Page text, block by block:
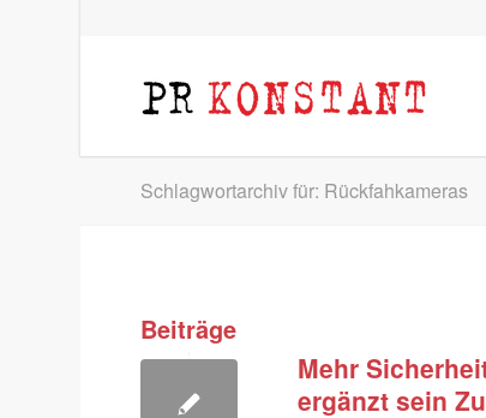
Schlagwortarchiv für: Rückfahkameras
Beiträge
Mehr
ergänzt sein